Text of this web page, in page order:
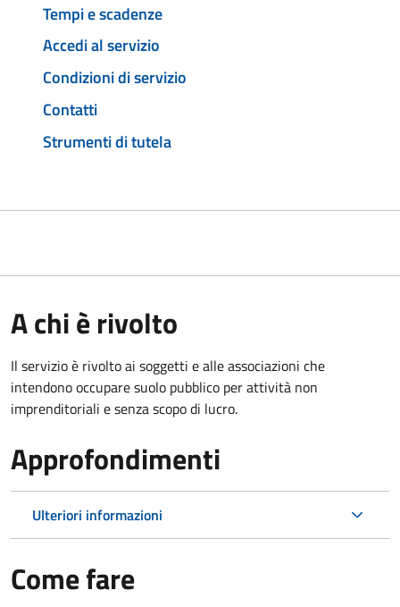
Tempi e scadenze
Accedi al servizio
Condizioni di servizio
Contatti
Strumenti di tutela
A chi è rivolto
Il servizio è rivolto ai soggetti e alle associazioni che
intendono occupare suolo pubblico per attività non
imprenditoriali e senza scopo di lucro.
Approfondimenti
Ulteriori informazioni
Come fare